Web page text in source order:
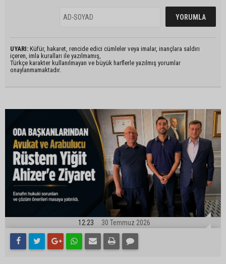
UYARI: Küfür, hakaret, rencide edici cümleler veya imalar, inançlara saldırı
içeren, imla kuralları ile yazılmamış,
Türkçe karakter kullanılmayan ve büyük harflerle yazılmış yorumlar
onaylanmamaktadır.
12:23 30 Temmuz 2026